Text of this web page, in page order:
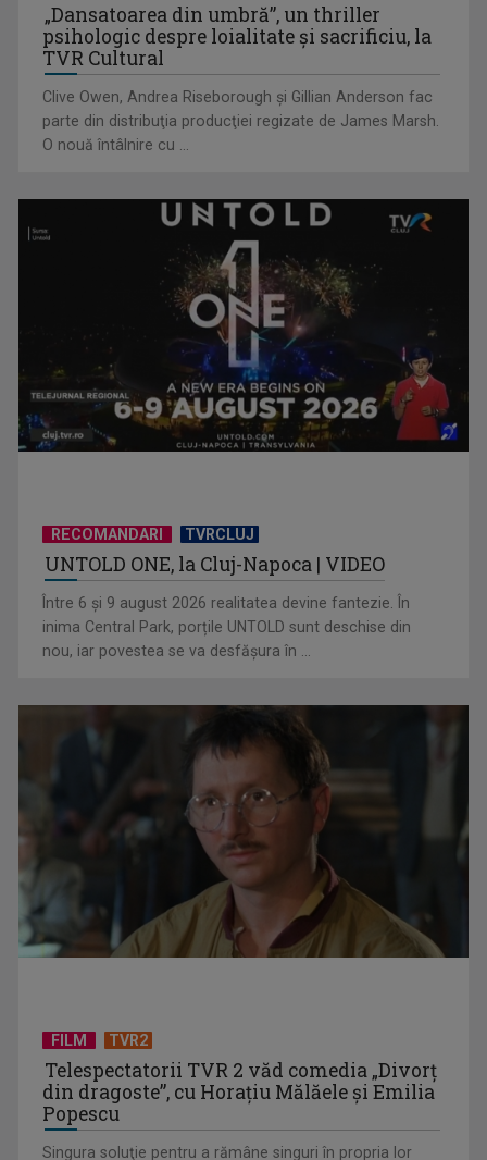
Piesa „Inimă, nu fi de piatră” a Corinei Chiriac ia argintul în
Hora care unește generații | VIDEO
Piesa Angelei Similea „După noapte vine zi” – pe podium şi
acum în inimile ...
„Dansatoarea din umbră”, un thriller
psihologic despre loialitate și sacrificiu, la
TVR Cultural
Clive Owen, Andrea Riseborough şi Gillian Anderson fac
parte din distribuţia producţiei regizate de James Marsh.
O nouă întâlnire cu ...
RECOMANDARI TVRCLUJ
UNTOLD ONE, la Cluj-Napoca | VIDEO
Între 6 și 9 august 2026 realitatea devine fantezie. În
inima Central Park, porțile UNTOLD sunt deschise din
nou, iar povestea se va desfășura în ...
FILM TVR2
Telespectatorii TVR 2 văd comedia „Divorţ
din dragoste”, cu Horaţiu Mălăele şi Emilia
Popescu
Singura soluţie pentru a rămâne singuri în propria lor